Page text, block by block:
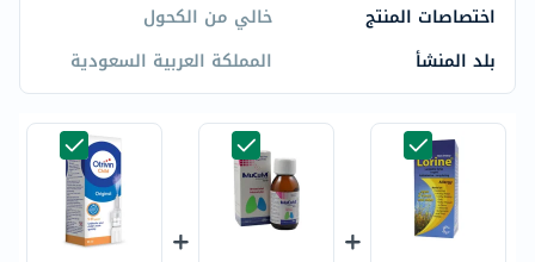
اختصاصات المنتج
خالي من الكحول
بلد المنشأ
المملكة العربية السعودية